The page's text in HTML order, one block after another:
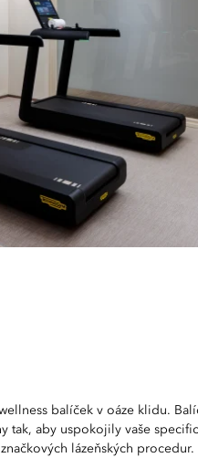
balíček v oáze klidu.
tak, aby uspokojily vaše
lázeňských procedur.